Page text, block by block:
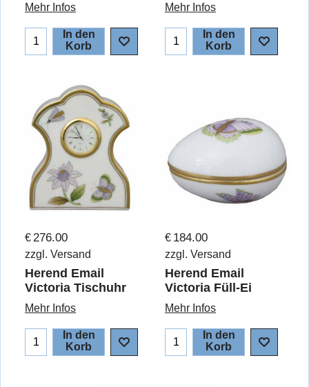
Mehr Infos
In den
Korb
Mehr Infos
In den
Korb
€276.00
zzgl. Versand
Herend Email
Victoria Tischuhr
Mehr Infos
In den
Korb
€ 184.00
zzgl. Versand
Herend Email
Victoria Füll-Ei
Mehr Infos
In den
Korb